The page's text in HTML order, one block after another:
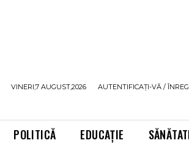
VINERI,7 AUGUST,2026 AUTENTIFICAȚI-VĂ /
POLITICĂ EDUCAȚIE